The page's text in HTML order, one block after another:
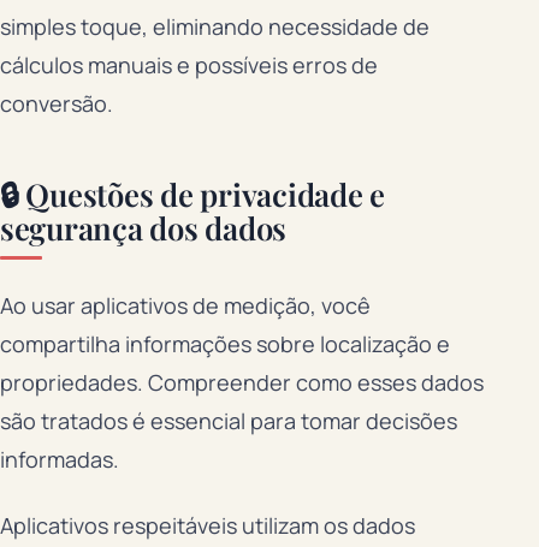
simples toque, eliminando necessidade de
cálculos manuais e possíveis erros de
conversão.
🔒 Questões de privacidade e
segurança dos dados
Ao usar aplicativos de medição, você
compartilha informações sobre localização e
propriedades. Compreender como esses dados
são tratados é essencial para tomar decisões
informadas.
Aplicativos respeitáveis utilizam os dados